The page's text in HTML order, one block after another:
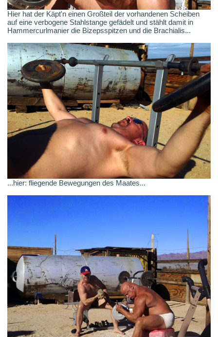
Hier hat der Käpt'n einen Großteil der vorhandenen Scheiben
auf eine verbogene Stahlstange gefädelt und stählt damit in
Hammercurlmanier die Bizepsspitzen und die Brachialis...
...hier: fliegende Bewegungen des Maates...